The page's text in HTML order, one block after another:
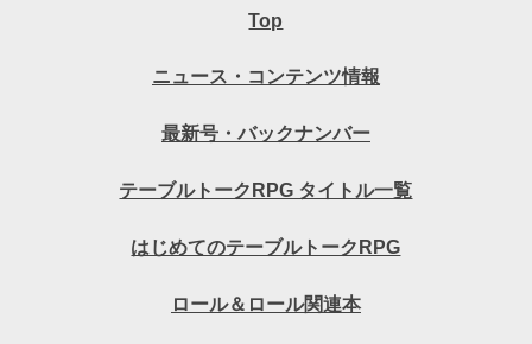
Top
ニュース・コンテンツ情報
最新号・バックナンバー
テーブルトークRPG タイトル一覧
はじめてのテーブルトークRPG
ロール＆ロール関連本